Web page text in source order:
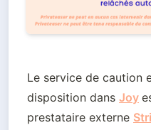
Le service de caution
disposition dans Joy
prestataire externe